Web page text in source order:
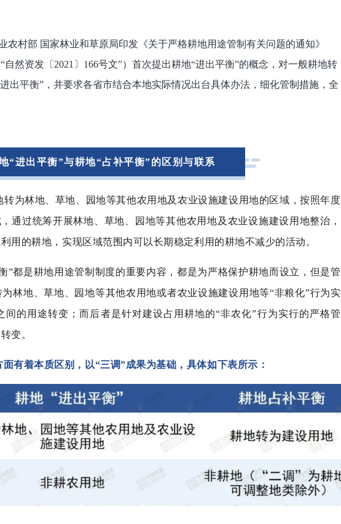
农村部 国家林业和草原局印发《关于严格耕地用途管制有关问题的通知》
自然资发〔2021〕166号文”）首次提出耕地“进出平衡”的概念，对一般耕地转
出平衡”，并要求各省市结合本地实际情况出台具体办法，细化管制措施，全
“进出平衡”与耕地“占补平衡”的区别与联系
转为林地、草地、园地等其他农用地及农业设施建设用地的区域，按照年度
通过统筹开展林地、草地、园地等其他农用地及农业设施建设用地整治，
用的耕地，实现区域范围内可以长期稳定利用的耕地不减少的活动。
”都是耕地用途管制制度的重要内容，都是为严格保护耕地而设立，但是管
林地、草地、园地等其他农用地或者农业设施建设用地等“非粮化”行为实
的用途转变；而后者是针对建设占用耕地的“非农化”行为实行的严格管
变。
有着本质区别，以“三调”成果为基础，具体如下表所示：